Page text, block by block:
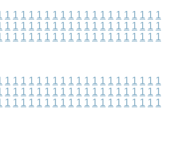
1 1 1 1 1 1 1 1 1 1 1 1 1 1 1 1 1 1 1 1
1 1 1 1 1 1 1 1 1 1 1 1 1 1 1 1 1 1 1 1
1 1 1 1 1 1 1 1 1 1 1 1 1 1 1 1 1 1 1 1
1 1 1 1 1 1 1 1 1 1 1 1 1 1 1 1 1 1 1 1
1 1 1 1 1 1 1 1 1 1 1 1 1 1 1 1 1 1 1 1
1 1 1 1 1 1 1 1 1 1 1 1 1 1 1 1 1 1 1 1